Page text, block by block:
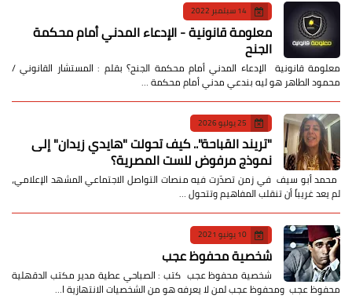
14 سبتمبر 2022
معلومة قانونية - الإدعاء المدني أمام محكمة
الجنح
معلومة قانونية الإدعاء المدني أمام محكمة الجنح؟ بقلم : المستشار القانوني /
محمود الطاهر هو ليه بندعي مدني أمام محكمة …
25 يوليو 2026
​"تريند القباحة".. كيف تحولت "هايدي زيدان" إلى
نموذج مرفوض للست المصرية؟
​ محمد أبو سيف ​في زمن تصدّرت فيه منصات التواصل الاجتماعي المشهد الإعلامي،
لم يعد غريباً أن تنقلب المفاهيم وتتحول …
10 يونيو 2021
شخصية محفوظ عجب
شخصية محفوظ عجب كتب : الصباحي عطية مدير مكتب الدقهلية
محفوظ عجب ومحفوظ عجب لمن لا يعرفه هو من الشخصيات الانتهازية ا…